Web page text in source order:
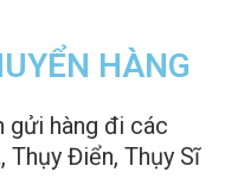
HÀNG
gửi hàng đi các
Thụy Điển, Thụy Sĩ